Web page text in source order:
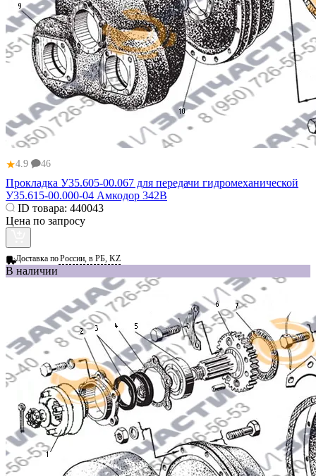
★4.9 46
Прокладка У35.605-00.067 для передачи гидромеханической
У35.615-00.000-04 Амкодор 342В
ID товара: 440043
Цена по запросу
Доставка поРоссии, в РБ, KZ
В наличии